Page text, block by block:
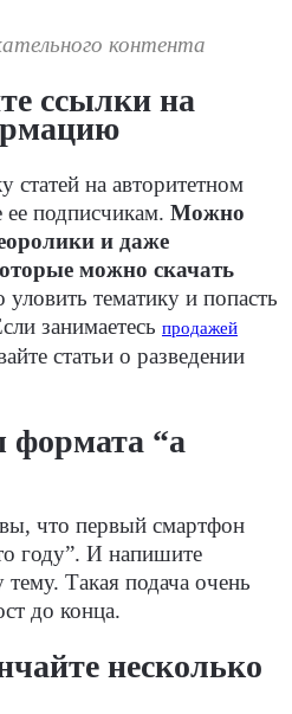
контента
ссылки на
на авторитетном
подписчикам. Можно
и даже
можно скачать
уловить тематику и попасть
занимаетесь продажей
статьи о разведении
формата “а
что первый смартфон
году”. И напишите
Такая подача очень
до конца.
несколько